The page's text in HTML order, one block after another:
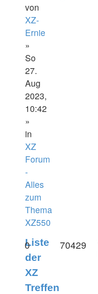
von
XZ-
Ernie
»
So
27.
Aug
2023,
10:42
»
in
XZ
Forum
-
Alles
zum
Thema
XZ550
Liste
der
XZ
Treffen
0 70429